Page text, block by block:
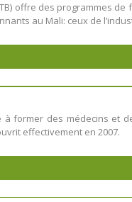
offre des programmes
au Mali: ceux de
des médecins et
effectivement en 2007.